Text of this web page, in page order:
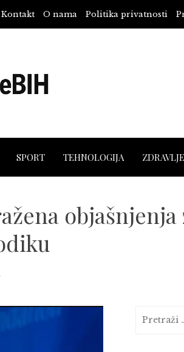
Kontakt O nama Politika privatnosti
SPORT TEHNOLOGIJA ZDRAVLJE